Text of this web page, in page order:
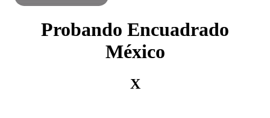
Probando Encuadrado
México
X